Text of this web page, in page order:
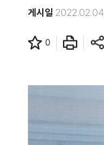
게시일 2022.02.04
0